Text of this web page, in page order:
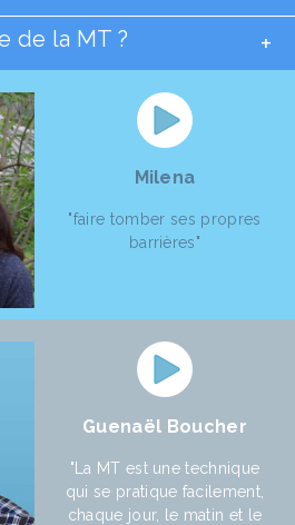
de la MT ? +
Milena
"faire tomber ses propres
barrières"
Guenaël Boucher
"La MT est une technique
qui se pratique facilement,
chaque jour, le matin et le